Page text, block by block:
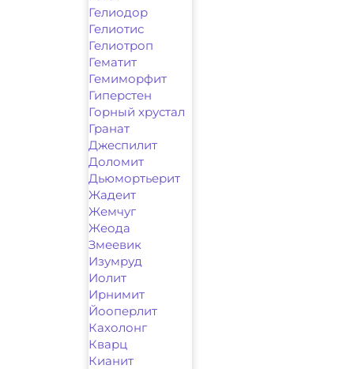
Гелиодор
Гелиотис
Гелиотроп
Гематит
Гемиморфит
Гиперстен
Горный хрустал
Гранат
Джеспилит
Доломит
Дьюмортьерит
Жадеит
Жемчуг
Жеода
Змеевик
Изумруд
Иолит
Ирнимит
Йооперлит
Кахолонг
Кварц
Кианит